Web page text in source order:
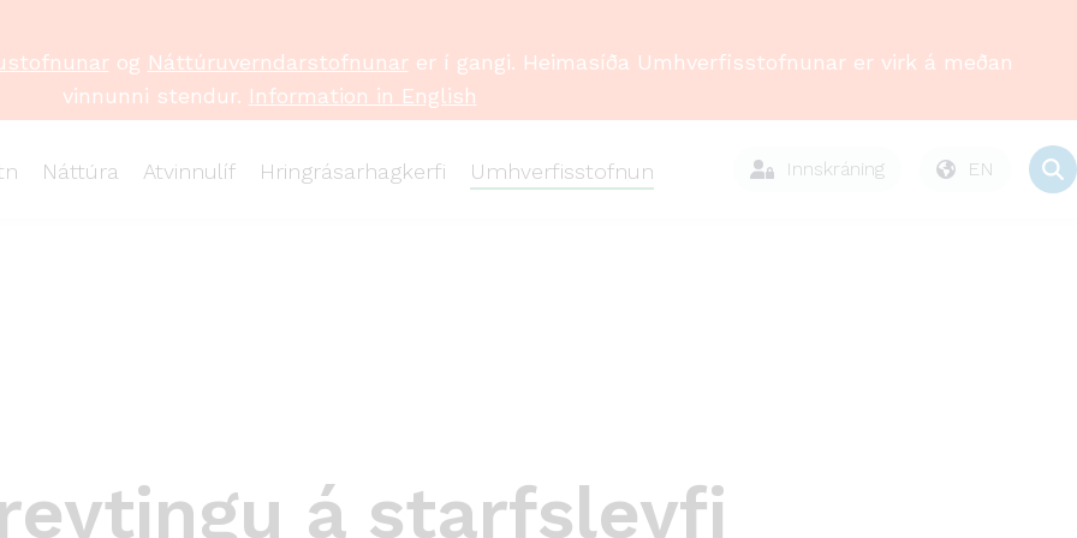
Náttúra Atvinnulíf Hringrásarhagkerfi Umhverfisstofnun Innskráning EN
og Náttúruverndarstofnunarer í gangi. Heimasíða Umhverfisstofnunar er virk á meðan
vinnunni stendur. Information in English
á starfsleyfi